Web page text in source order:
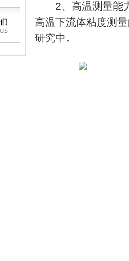
2、高温测量能力
高温下流体粘度测
研究中。